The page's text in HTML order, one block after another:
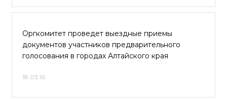
Оргкомитет проведет выездные приемы
документов участников предварительного
голосования в городах Алтайского края
18.03.16